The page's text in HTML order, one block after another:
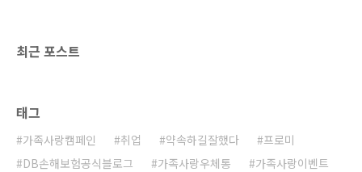
더해져 역..
최근 포스트
태그
가족사랑캠페인 취업 약속하길잘했다
프로미
DB손해보험공식블로그
가족사랑우체통
가족사랑이벤트